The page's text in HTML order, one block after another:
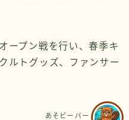
ープン戦を行い、春季キ
ルトグッズ、ファンサー
あそビーバー